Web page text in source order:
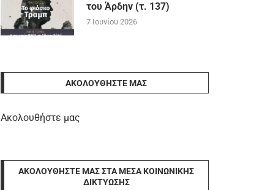
του Άρδην (τ. 137)
7 Ιουνίου 2026
ΑΚΟΛΟΥΘΉΣΤΕ ΜΑΣ
Ακολουθήστε μας
ΑΚΟΛΟΥΘΉΣΤΕ ΜΑΣ ΣΤΑ ΜΈΣΑ ΚΟΙΝΩΝΙΚΉΣ
ΔΙΚΤΎΩΣΗΣ